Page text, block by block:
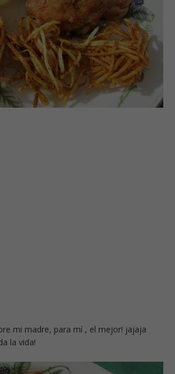
mi madre, para mí , el mejor! jajaja
la vida!